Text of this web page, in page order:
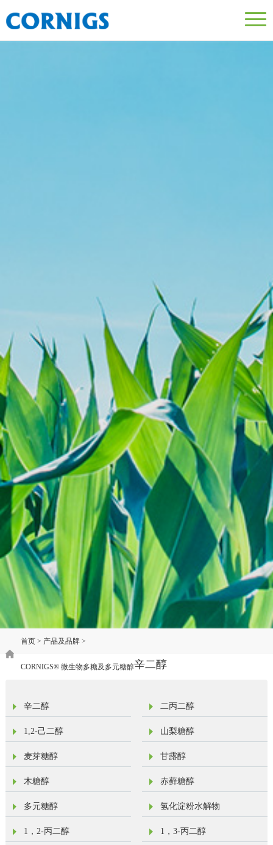
首页> 产品及品牌>
CORNIGS® 微生物多糖及多元糖醇
辛二醇 二丙二醇
1,2-己二醇 山梨糖醇
麦芽糖醇 甘露醇
木糖醇 赤藓糖醇
多元糖醇 氢化淀粉水解物
1，2-丙二醇 1，3-丙二醇
辛二醇 辛二醇